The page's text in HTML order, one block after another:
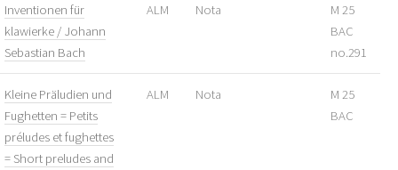
Inventionen für
klawierke / Johann
Sebastian Bach
ALM Nota
M 25
BAC
no.291
Kleine Präludien und
Fughetten = Petits
préludes et fughettes
= Short preludes and
ALM Nota
M 25
BAC